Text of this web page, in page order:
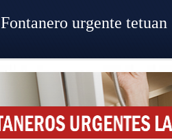
Fontanero urgente tetuan